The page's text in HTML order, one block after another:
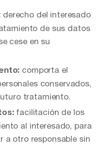
derecho del interesado
de sus datos
cese en su
comporta el
conservados,
tratamiento.
facilitación de los
al interesado, para
a otro responsable sin